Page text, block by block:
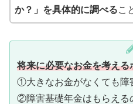
か？」を具体的に調べるこ
将来に必要なお金を考える
①大きなお金がなくても障
②障害基礎年金はもらえる